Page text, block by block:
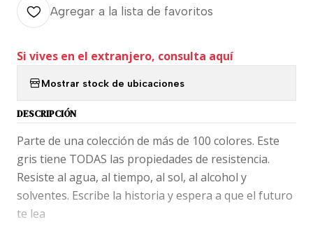
Agregar a la lista de favoritos
Si vives en el extranjero, consulta aquí
Mostrar stock de ubicaciones
DESCRIPCIÓN
Parte de una colección de más de 100 colores. Este
gris tiene TODAS las propiedades de resistencia.
Resiste al agua, al tiempo, al sol, al alcohol y
solventes. Escribe la historia y espera a que el futuro
te lea